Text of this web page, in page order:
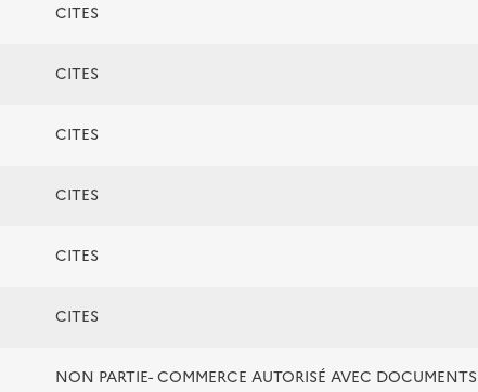
CITES
CITES
CITES
CITES
CITES
CITES
NON PARTIE- COMMERCE AUTORISÉ AVEC DOCUMENTS